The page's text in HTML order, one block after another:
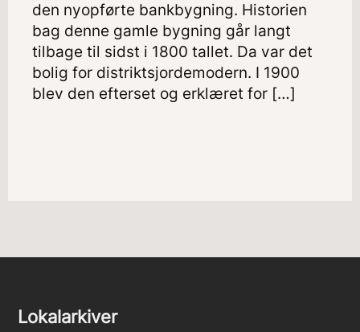
den nyopførte bankbygning. Historien
bag denne gamle bygning går langt
tilbage til sidst i 1800 tallet. Da var det
bolig for distriktsjordemodern. I 1900
blev den efterset og erklæret for […]
Lokalarkiver